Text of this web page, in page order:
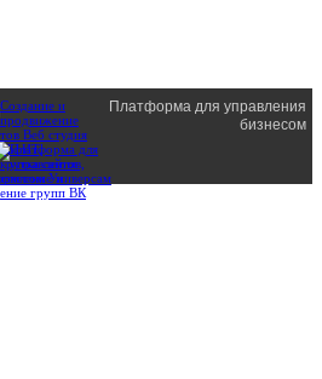
Платформа для управления
бизнесом